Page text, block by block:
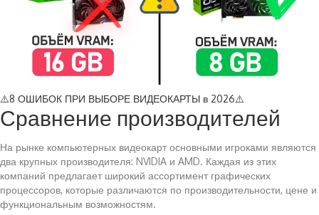
⚠️8 ОШИБОК ПРИ ВЫБОРЕ ВИДЕОКАРТЫ в 2026⚠️
Сравнение производителей
На рынке компьютерных видеокарт основными игроками являются
два крупных производителя: NVIDIA и AMD. Каждая из этих
компаний предлагает широкий ассортимент графических
процессоров, которые различаются по производительности, цене и
функциональным возможностям.